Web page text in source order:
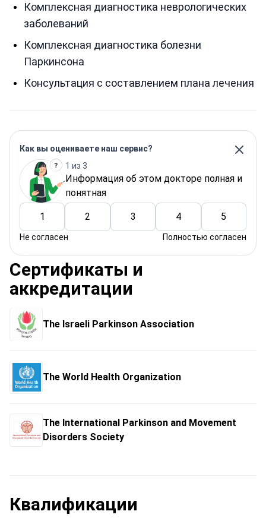
Комплексная диагностика неврологических
заболеваний
Комплексная диагностика болезни
Паркинсона
Консультация с составлением плана лечения
Как вы оцениваете наш сервис?
1 из 3
Информация об этом докторе полная и
понятная
1 2 3 4 5
Не согласен Полностью согласен
Сертификаты и
аккредитации
The Israeli Parkinson Association
The World Health Organization
The International Parkinson and Movement
Disorders Society
Квалификации